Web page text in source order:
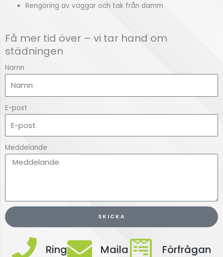
Rengöring av väggar och tak från damm
Få mer tid över – vi tar hand om
städningen
Namn
E-post
Meddelande
SKICKA
Ring Maila Förfrågan